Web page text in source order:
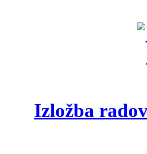
Izložba